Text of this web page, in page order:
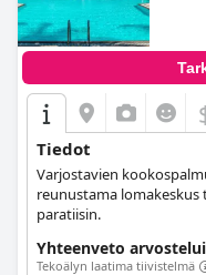
Tiedot
Varjostavien
reunustama
paratiisin.
Yhteenveto
Tekoälyn laatima tiivistelmä